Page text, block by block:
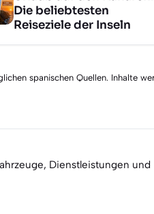
Die beliebtesten
Reiseziele der Inseln
spanischen Quellen. Inhalte
Dienstleistungen und